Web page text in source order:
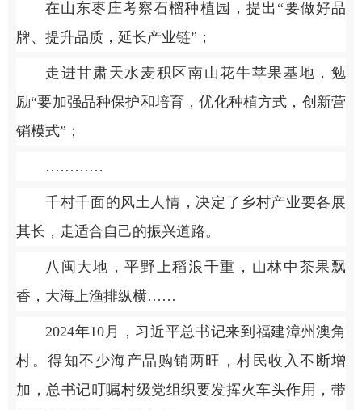
在山东枣庄考察石榴种植园，提出“要做好品
牌、提升品质，延长产业链”；
走进甘肃天水麦积区南山花牛苹果基地，勉
励“要加强品种保护和培育，优化种植方式，创新营
销模式”；
…………
千村千面的风土人情，决定了乡村产业要各展
其长，走适合自己的振兴道路。
八闽大地，平野上稻浪千重，山林中茶果飘
香，大海上渔排纵横……
2024年10月，习近平总书记来到福建漳州澳角
村。得知不少海产品购销两旺，村民收入不断增
加，总书记叮嘱村级党组织要发挥火车头作用，带